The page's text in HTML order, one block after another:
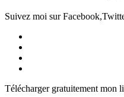
Suivez moi sur
sur
porodumlm
de
profil
Télécharger gratuitement mon